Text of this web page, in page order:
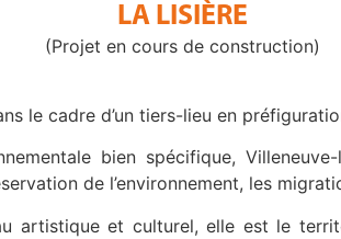
LA LISIÈRE
(Projet en cours de construction)
le cadre d’un tiers-lieu en
bien spécifique,
de l’environnement, les
artistique et culturel, elle est le